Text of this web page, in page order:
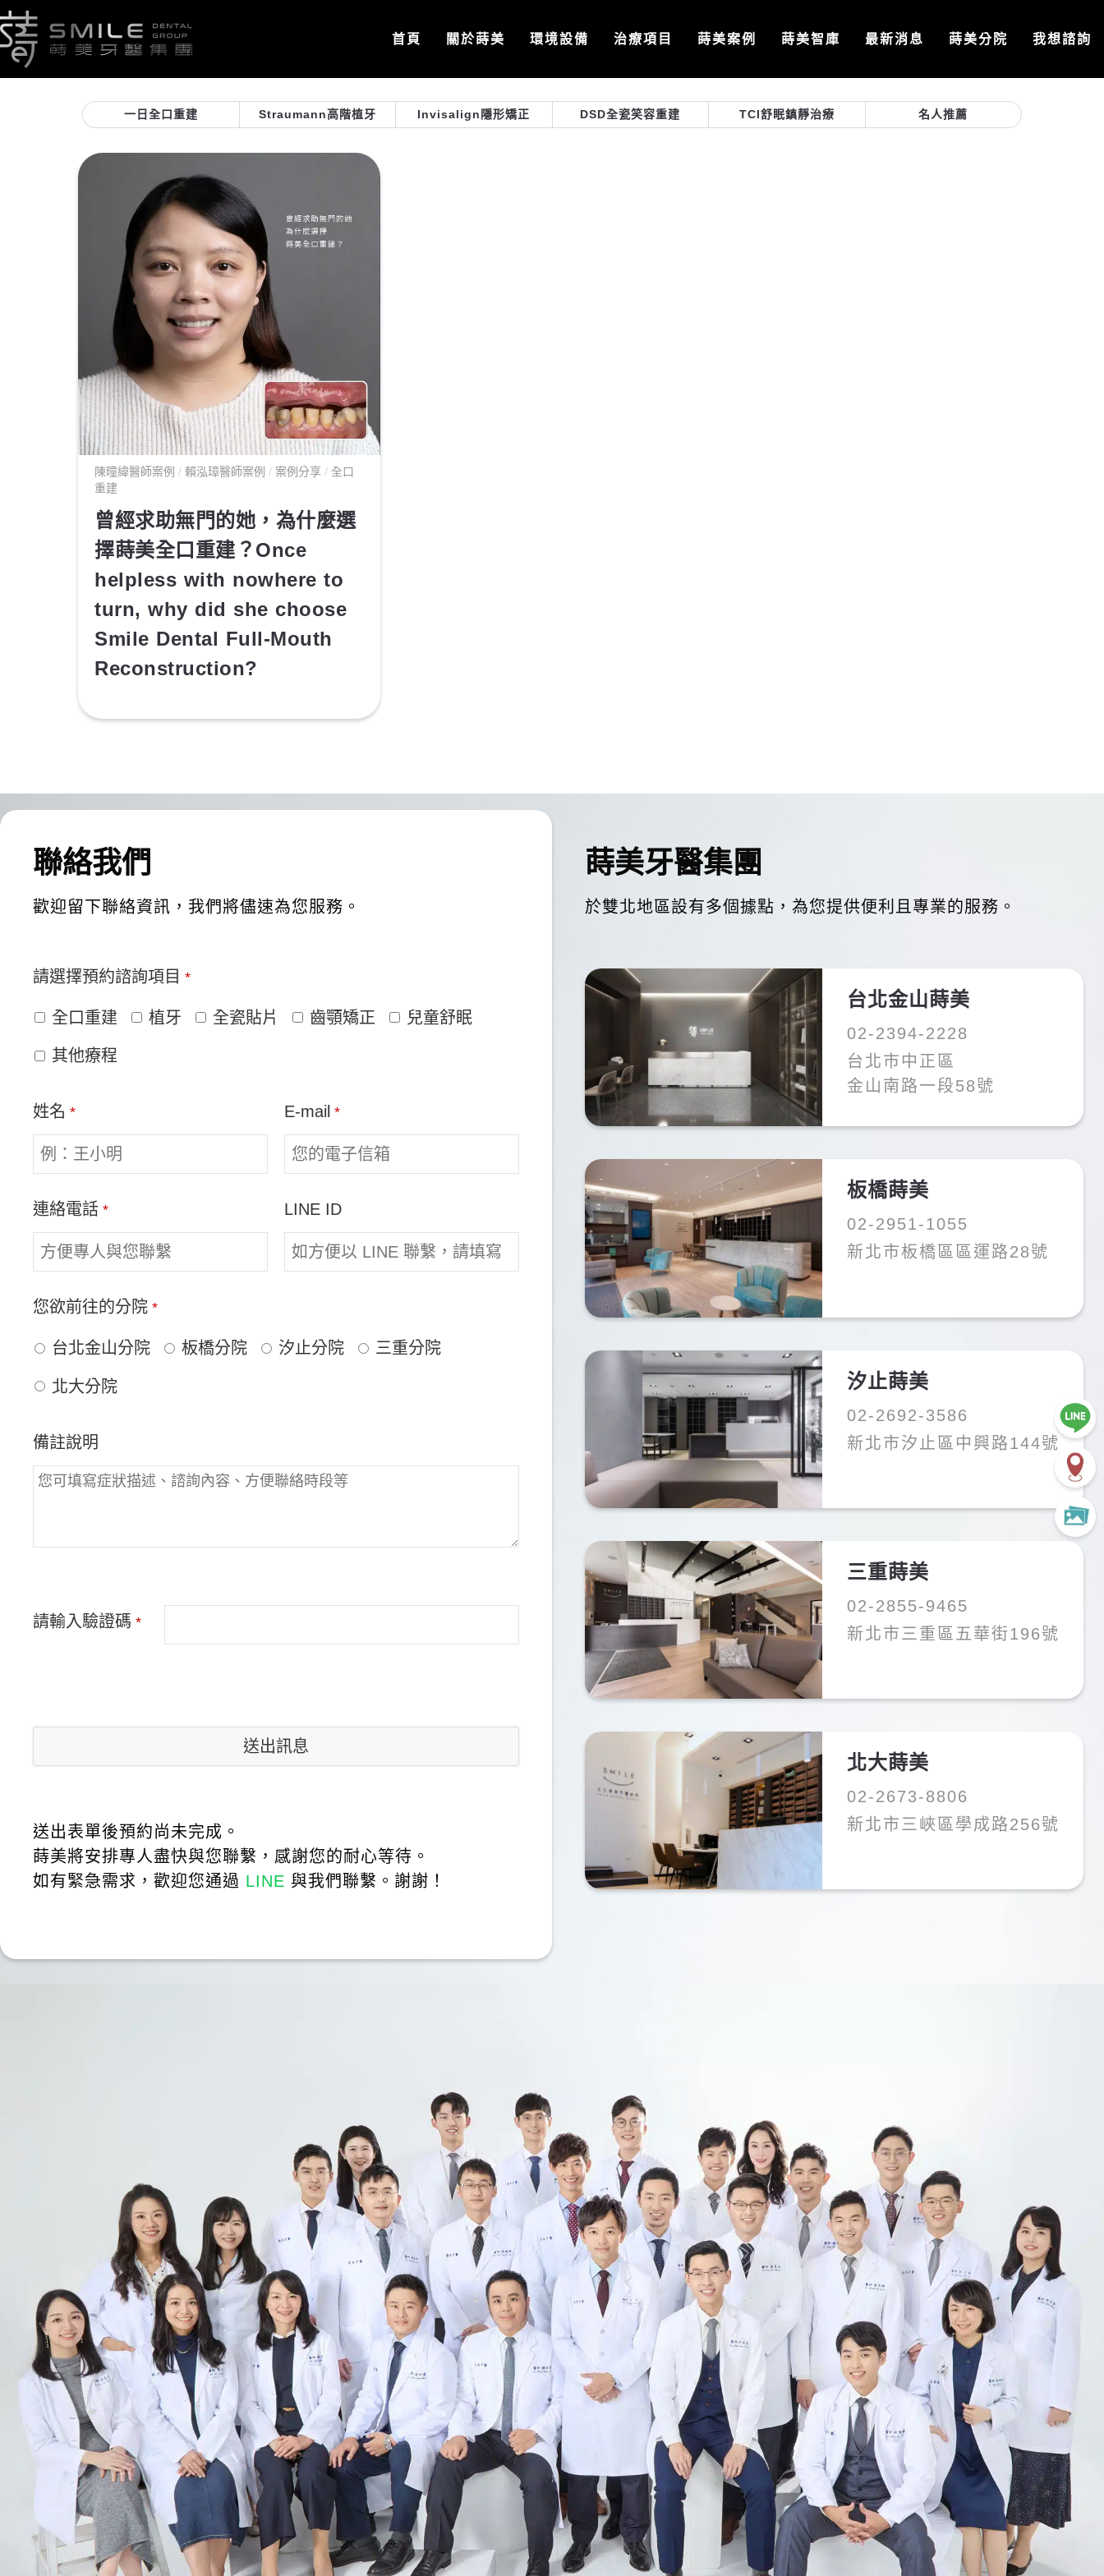
首頁 關於蒔美 環境設備 治療項目 蒔美案例 蒔美智庫 最新消息 蒔美分院 我想諮詢
一日全口重建 Straumann高階植牙 Invisalign隱形矯正 DSD全瓷笑容重建 TCI舒眠鎮靜治療 名人推薦
陳曈緯醫師案例 / 賴泓璋醫師案例 / 案例分享 / 全口
重建
曾經求助無門的她，為什麼選
擇蒔美全口重建？Once
helpless with nowhere to
turn, why did she choose
Smile Dental Full-Mouth
Reconstruction?
來蒔美進行看診與植牙相關評估，整體體驗非常滿意。診所環境寬敞新穎，動線規劃完善，從數位口腔掃描、3D影像
檢查到診療流程都相當專業，能感受到高階牙科醫療的水準。紀皓雲醫師在植牙評估與治療說明上非常細心，會依照個
人狀況清楚分析並給予建議，技術與經驗都讓人十分安心。
特別值得一提的是診所還設有高壓氧調理設備，對術後修復、消腫與整體恢復幫助很大，對運動員恢復也非常的好！這
蘋
早期看牙讓我很害怕，牙痛就拔牙，錯過治療時機，牙齒狀況不理想。後來因不適鼓起勇氣，在FB找到板橋蒔美牙醫
診所，從2022年10月開始做水雷射牙周治療、矯正、根管、牙套與洗牙，一路配合完成🧑‍⚕️很開心遇到薛聖儒醫師，每
次都詳細說明狀況與治療方式，也願意依我的考量重新評估，讓人感到安心，之後也準備交給他進行植牙。姐姐也在這
找到適合的林佑宸醫師，而我的矯正醫師柯瑾諭醫師說話溫和、親切，專業與技術都很好。診所設備新穎，醫師持續進
修，整體服務讓人安心，若是怕看牙的人可以參考。
林 林小姐
做植牙前其實很猶豫，看了很多評價才下定決心。這間診所的醫師在諮詢時就讓人很安心，會依照我的狀況建議最適合
的方式手術過程比想像中順利，術後恢復也不算不舒服，目前使用起來咬合正常、外觀自然。整體來說是一個願意推薦
鍾 鍾O文
長期國外工作與醫師評估說明後，確認治療及費用，馬上進行口腔掃描安排植牙。
短短兩天植入植體straumann，之後三個月回國就可以進行做假牙。
推薦給大家
達 張O修
牙齒崩角，來給薛醫師治療，全程非常客氣，治療過程完全沒有不適感，診所整體相當乾淨，設備新穎，環境好，醫生
以前因為有過不好的牙醫經驗，一直很害怕看牙醫，但薛醫師讓我完全改觀！他非常細心、專業，不僅技術好，還會耐
心安撫患者的情緒，特別是像我這樣怕痛的人，真的很安心。診所環境很好，乾淨舒適，機器也很先進，幾乎不用等
候，整個看診過程很順暢。這次的治療經驗超滿意，謝謝薛醫師！絕對是滿分推薦！
I used to be really afraid of visiting the dentist due to past bad experiences, but Dr. Hsueh completely changed my perspective! He is very
professional, meticulous, and truly cares about his patients’ comfort, especially for those who are afraid of pain like me. His patience and
detailed explanations made me feel at ease throughout the treatment. The clinic is clean and modern, The waiting time is minimal, making the
whole experience smooth and stress-free. thank you, Dr. Hsueh! Definitely a 5-star recommendation!
j Just hsu
自己也是牙醫師非常了解專科醫師的價值跟厲害之處，對於自己的牙齒一直都盡可能朝保存的目的去努力，感謝牙周專
科鄭醫師跟蒔美醫療團隊的照護，特別也感謝櫃檯主管專業叮嚀跟接待。
聯絡我們
歡迎留下聯絡資訊，我們將儘速為您服務。
請選擇預約諮詢項目 *
全口重建 植牙 全瓷貼片 齒顎矯正 兒童舒眠
其他療程
姓名 *
連絡電話 *
E-mail *
LINE ID
您欲前往的分院 *
台北金山分院 板橋分院 汐止分院 三重分院
北大分院
備註說明
請輸入驗證碼 *
送出訊息
Website *
送出表單後預約尚未完成。
蒔美將安排專人盡快與您聯繫，感謝您的耐心等待。
如有緊急需求，歡迎您通過 LINE 與我們聯繫。謝謝！
蒔美牙醫集團
於雙北地區設有多個據點， 為您提供便利且專業的服務。
台北金山蒔美
02-2394-2228
台北市中正區
金山南路一段58號
板橋蒔美
02-2951-1055
新北市板橋區區運路28號
汐止蒔美
02-2692-3586
新北市汐止區中興路144號
三重蒔美
02-2855-9465
新北市三重區五華街196號
北大蒔美
02-2673-8806
新北市三峽區學成路256號